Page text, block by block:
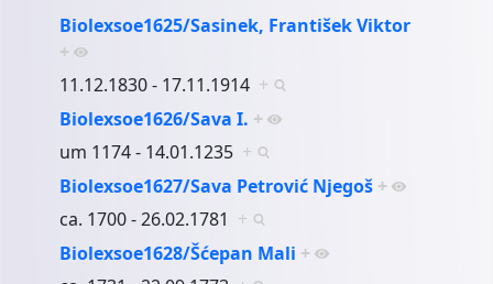
Biolexsoe1625/Sasinek, František Viktor
+
11.12.1830 - 17.11.1914 +
Biolexsoe1626/Sava I. +
um 1174 - 14.01.1235 +
Biolexsoe1627/Sava Petrović Njegoš +
ca. 1700 - 26.02.1781 +
Biolexsoe1628/Šćepan Mali +